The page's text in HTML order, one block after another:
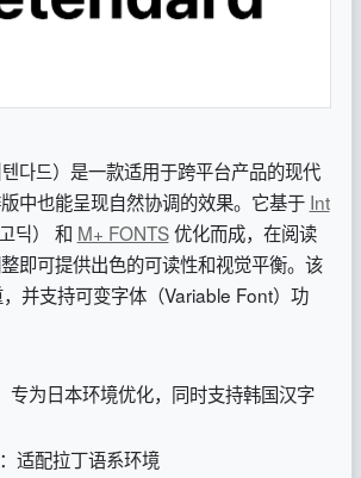
다드）是一款适用于跨平台产品的现代
中也能呈现自然协调的效果。它基于 Int
딕） 和 M+ FONTS优化而成，在阅读
即可提供出色的可读性和视觉平衡。该
并支持可变字体（Variable Font）功
为日本环境优化，同时支持韩国汉字
适配拉丁语系环境